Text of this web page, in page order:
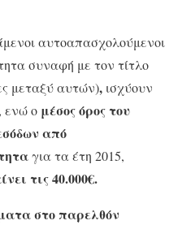
αυτοαπασχολούμενοι
συναφή με τον τίτλο
μεταξύ αυτών), ισχύουν
ενώ o μέσος όρος του
από
για τα έτη 2015,
τις 40.000€.
στο παρελθόν